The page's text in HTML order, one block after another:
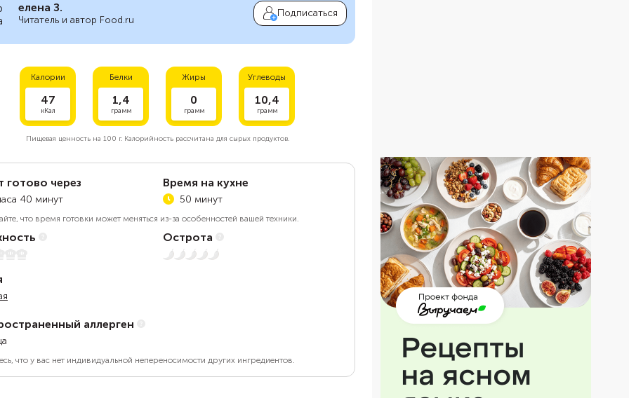
елена З.
Читатель и автор Food.ru
Подписаться
Калории
47
кКал
Белки
1,4
грамм
Жиры
0
грамм
Углеводы
10,4
грамм
Пищевая ценность на 100 г.Калорийность рассчитана для сырых продуктов.
готово через
40 минут
Время на кухне
50 минут
что время готовки может меняться из-за особенностей вашей техники.
Острота
Нет остроты
аллерген
что у вас нет индивидуальной непереносимости других ингредиентов.